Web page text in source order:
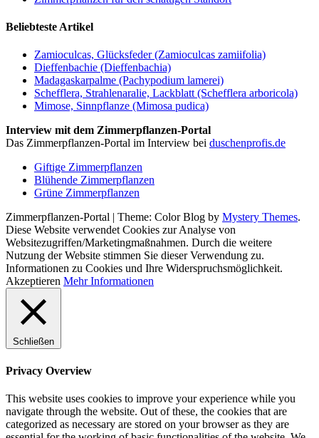
Beliebteste Artikel
Zamioculcas, Glücksfeder (Zamioculcas zamiifolia)
Dieffenbachie (Dieffenbachia)
Madagaskarpalme (Pachypodium lamerei)
Schefflera, Strahlenaralie, Lackblatt (Schefflera arboricola)
Mimose, Sinnpflanze (Mimosa pudica)
Interview mit dem Zimmerpflanzen-Portal
Das Zimmerpflanzen-Portal im Interview bei duschenprofis.de
Giftige Zimmerpflanzen
Blühende Zimmerpflanzen
Grüne Zimmerpflanzen
Zimmerpflanzen-Portal | Theme: Color Blog by Mystery Themes.
Diese Website verwendet Cookies zur Analyse von
Websitezugriffen/Marketingmaßnahmen. Durch die weitere
Nutzung der Website stimmen Sie dieser Verwendung zu.
Informationen zu Cookies und Ihre Widerspruchsmöglichkeit.
Akzeptieren Mehr Informationen
Schließen
Privacy Overview
This website uses cookies to improve your experience while you
navigate through the website. Out of these, the cookies that are
categorized as necessary are stored on your browser as they are